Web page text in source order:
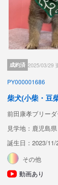
成約済 2025/03/29
PY000001686
柴犬(小柴・豆
前田康孝ブリー
見学地：鹿児島県
誕生日：2023/11/
その他
動画あり